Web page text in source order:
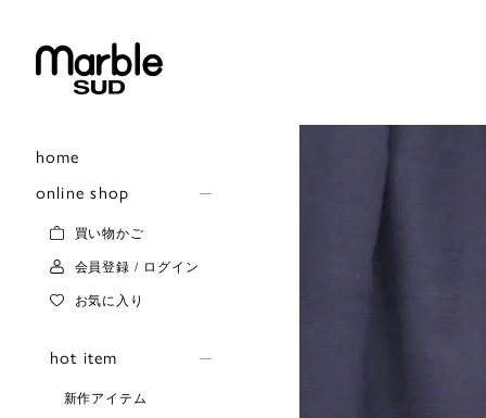
home
online shop
買い物かご
会員登録 / ログイン
お気に入り
hot item
新作アイテム